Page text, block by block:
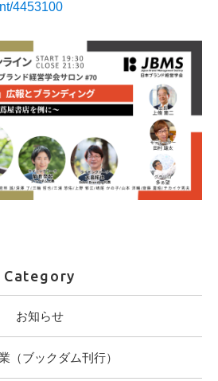
4453100
Category
お知らせ
（ブックダム刊行）